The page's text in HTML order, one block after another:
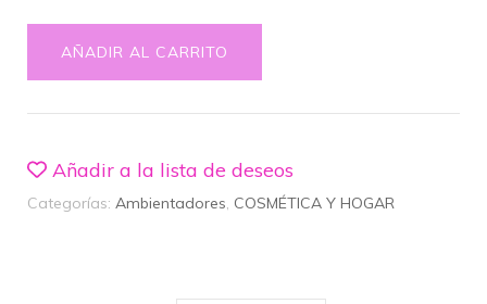
AMBIENTADOR
SPRAY
CINE
220ML.
AÑADIR AL CARRITO
Añadir a la lista de deseos
Categorías: Ambientadores, COSMÉTICA Y HOGAR